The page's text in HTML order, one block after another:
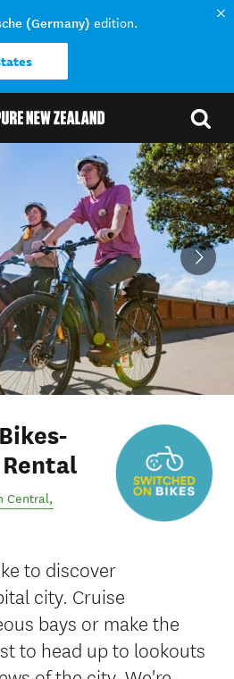
(Germany) edition.
Central,
to discover
city. Cruise
bays or make the
to head up to lookouts